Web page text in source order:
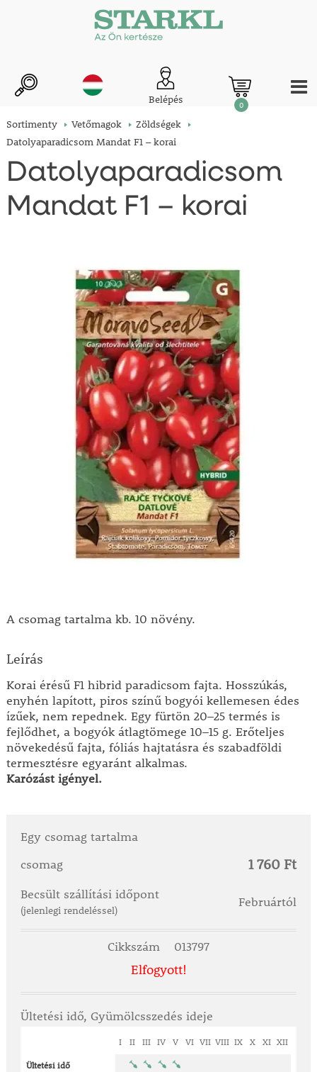
Belépés 0
Sortimenty Vetőmagok
Zöldségek
Datolyaparadicsom Mandat F1 – korai
Datolyaparadicsom
Mandat F1 – korai
A csomag tartalma kb. 10 növény.
Leírás
Korai érésű F1 hibrid paradicsom fajta. Hosszúkás,
enyhén lapított, piros színű bogyói kellemesen édes
ízűek, nem repednek. Egy fürtön 20–25 termés is
fejlődhet, a bogyók átlagtömege 10–15 g. Erőteljes
növekedésű fajta, fóliás hajtatásra és szabadföldi
termesztésre egyaránt alkalmas.
Karózást igényel.
Egy csomag tartalma
csomag
1 760 Ft
Becsült szállítási időpont
(jelenlegi rendeléssel)
Februártól
Cikkszám 013797
Elfogyott!
Ültetési idő, Gyümölcsszedés ideje
I II III IV V VI VII VIII IX X XI XII
Ültetési idő